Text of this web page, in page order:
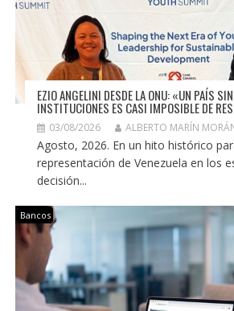
EZIO ANGELINI DESDE LA ONU: «UN PAÍS
INSTITUCIONES ES CASI IMPOSIBLE DE
03/08/2026 ALBERTO MARÍN
Agosto, 2026. En un hito histórico
representación de Venezuela en los
decisión...
Bancos